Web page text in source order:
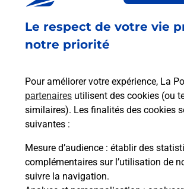
Le respect de votre vie
notre priorité
Pour améliorer votre expérience, La
partenaires utilisent des cookies (ou
similaires). Les finalités des cookies
suivantes :
Mesure d’audience : établir des
complémentaires sur l’utilisation de
suivre la navigation.
jusqu'à 20h00
PLACE GILBERT DUFOUR
54135 MEXY
Malin !
La Poste
en ligne
Ouvert 24h/24